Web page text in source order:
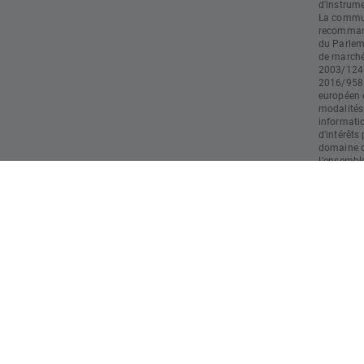
La
du
de
2003/124
2016/
européen
d'intérêts
domaine